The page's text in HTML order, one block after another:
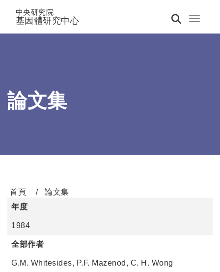
Toggle
中央研究院
基因體研究中心
論文集
首頁
論文集
年度
1984
全部作者
G.M. Whitesides, P.F. Mazenod, C. H. Wong